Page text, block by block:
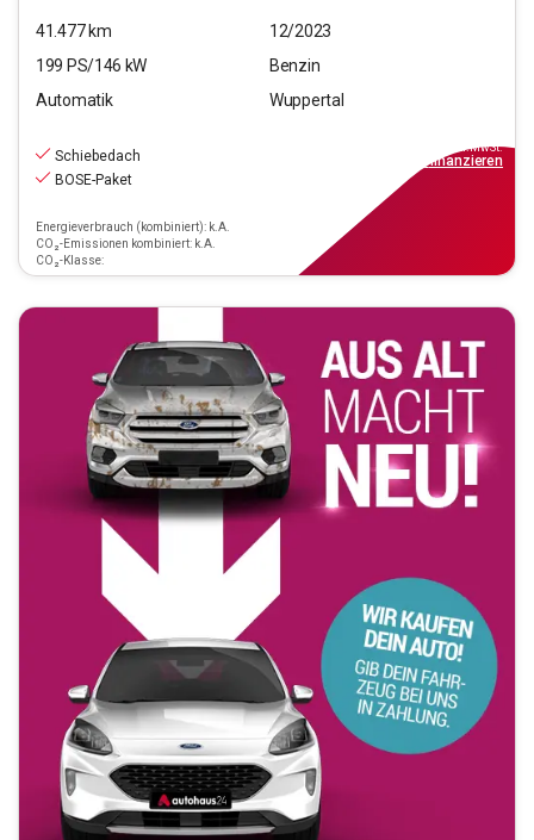
41.477km
12/2023
199 PS/146 kW
Benzin
Automatik
Wuppertal
Schiebedach
BOSE-Paket
Energieverbrauch (kombiniert): k.A.
CO₂-Emissionen kombiniert: k.A.
CO₂-Klasse:
inkl.MwSt.
finanzieren